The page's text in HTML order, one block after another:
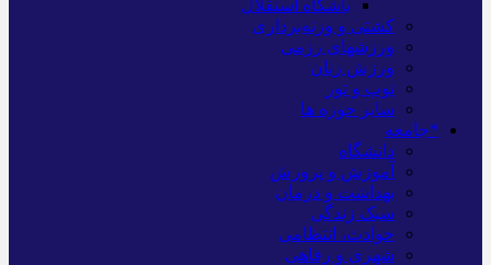
باشگاه استقلال
کشتی و وزنه‌برداری
ورزشهای رزمی
ورزش زنان
توپ و تور
سایر حوزه ها
*جامعه
دانشگاه
آموزش و پرورش
بهداشت و درمان
سبک زندگی
حوادث، انتظامی
شهری و رفاهی